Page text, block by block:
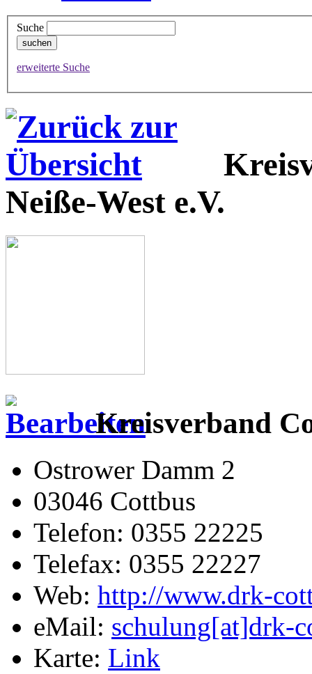
Suche
erweiterte Suche
Neiße-West e.V.
Kreisverband
Ostrower Damm 2
03046 Cottbus
Telefon: 0355 22225
Telefax: 0355 22227
Web: http://www.drk-
eMail: schulung[at]drk-
Karte: Link